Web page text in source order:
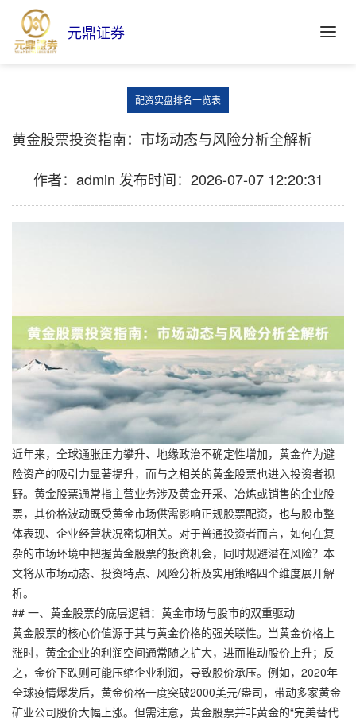
元鼎证券
配资实盘排名一览表
黄金股票投资指南：市场动态与风险分析全解析
作者：admin 发布时间：2026-07-07 12:20:31
近年来，全球通胀压力攀升、地缘政治不确定性增加，黄金作为避
险资产的吸引力显著提升，而与之相关的黄金股票也进入投资者视
野。黄金股票通常指主营业务涉及黄金开采、冶炼或销售的企业股
票，其价格波动既受黄金市场供需影响正规股票配资，也与股市整
体表现、企业经营状况密切相关。对于普通投资者而言，如何在复
杂的市场环境中把握黄金股票的投资机会，同时规避潜在风险？本
文将从市场动态、投资特点、风险分析及实用策略四个维度展开解
析。
## 一、黄金股票的底层逻辑：黄金市场与股市的双重驱动
黄金股票的核心价值源于其与黄金价格的强关联性。当黄金价格上
涨时，黄金企业的利润空间通常随之扩大，进而推动股价上升；反
之，金价下跌则可能压缩企业利润，导致股价承压。例如，2020年
全球疫情爆发后，黄金价格一度突破2000美元/盎司，带动多家黄金
矿业公司股价大幅上涨。但需注意，黄金股票并非黄金的“完美替代